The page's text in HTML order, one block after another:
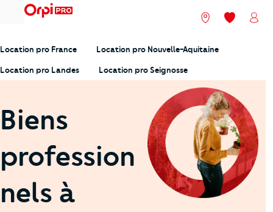
menu Nos agences
Mes
Location pro France Location pro Nouvelle-Aquitaine
Location pro Landes Location pro Seignosse
Biens
profession
nels à